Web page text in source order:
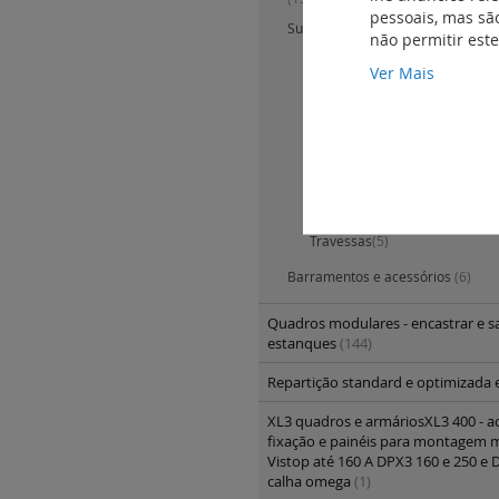
Suportes de barramento e
Travessas(5)
Barramentos e acessórios (6)
Quadros modulares - encastrar e
estanques(144)
Repartição standard e optimizada
XL3 quadros e armáriosXL3 400 -
fixação e painéis para montagem
Vistop até 160 A DPX3 160 e 250 e
calha omega (1)
pessoais, mas
não permitir
Ver Mais